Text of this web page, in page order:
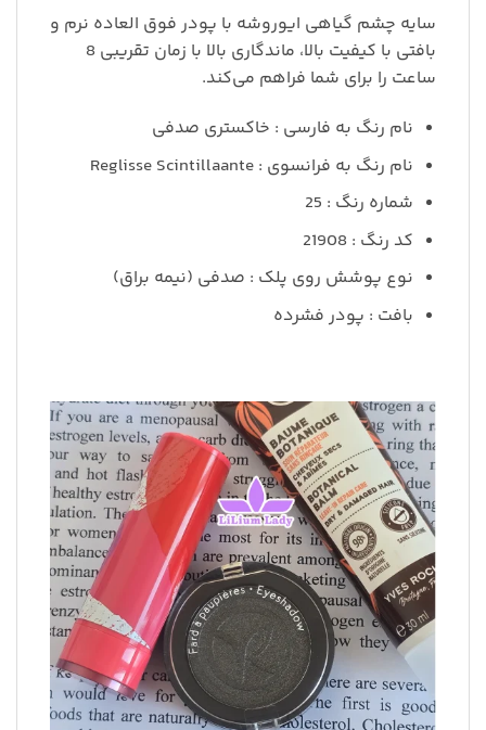
سایه چشم گیاهی ایوروشه با پودر فوق العاده نرم و
بافتی با کیفیت بالا، ماندگاری بالا با زمان تقریبی 8
ساعت را برای شما فراهم می‌کند.
نام رنگ به فارسی : خاکستری صدفی
نام رنگ به فرانسوی : Reglisse Scintillaante
شماره رنگ : 25
کد رنگ : 21908
نوع پوشش روی پلک : صدفی (نیمه براق)
بافت : پودر فشرده